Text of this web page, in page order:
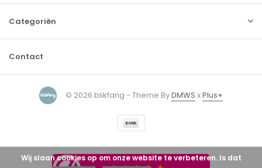
Categoriën
Contact
© 2026 blikfang - Theme ByDMWS xPlus+
Wij slaan cookies op om onze website te verbeteren. Is dat